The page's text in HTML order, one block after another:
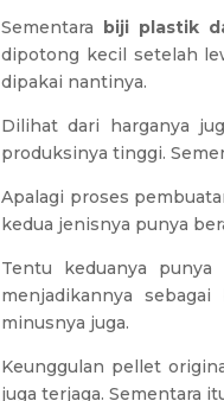
Sementara biji plastik
dipotong kecil setelah
dipakai nantinya.
Dilihat dari harganya
produksinya tinggi.
Apalagi proses
kedua jenisnya punya
Tentu keduanya
menjadikannya
minusnya juga.
Keunggulan pellet
juga terjaga. Sementara